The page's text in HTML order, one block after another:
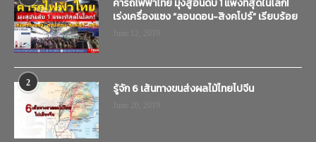
ค่ารถไฟฟ้าไทย มุ่งสู่อันดับ 1 แพงที่สุดในโลก!
เร่งเครื่องแซง “ลอนดอน-สิงคโปร์” เรียบร้อย
2 รู้จัก 6 เส้นทางขนส่งผลไม้ไทยไปจีน